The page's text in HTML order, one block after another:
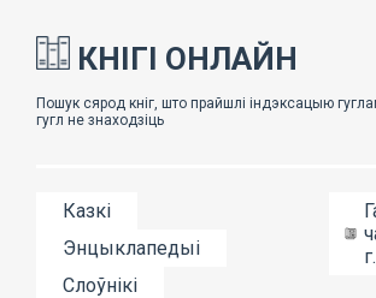
КНІГІ ОНЛАЙН
Казкі
Энцыклапедыі
Слоўнікі